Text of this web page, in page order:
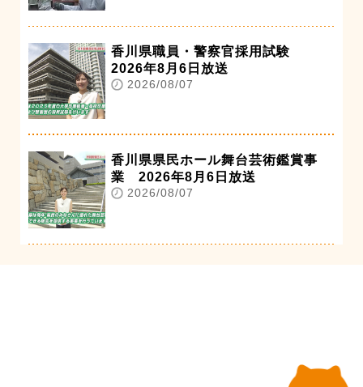
香川県職員・警察官採用試験
2026年8月6日放送
2026/08/07
香川県県民ホール舞台芸術鑑賞事
業 2026年8月6日放送
2026/08/07